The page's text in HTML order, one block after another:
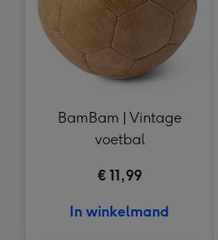
BamBam | Vintage
voetbal
€ 11,99
In winkelmand